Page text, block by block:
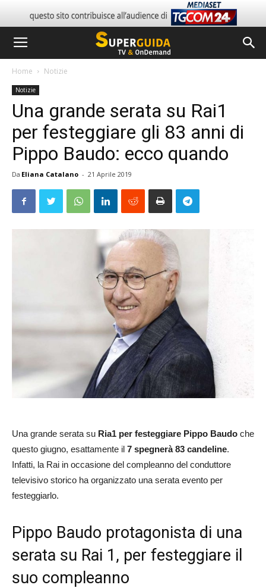
Home Notizie
Notizie
Una grande serata su Rai1
per festeggiare gli 83 anni di
Pippo Baudo: ecco quando
Da Eliana Catalano - 21 Aprile 2019
Una grande serata su Ria1 per festeggiare Pippo Baudo che
questo giugno, esattamente il 7 spegnerà 83 candeline.
Infatti, la Rai in occasione del compleanno del conduttore
televisivo storico ha organizzato una serata evento per
festeggiarlo.
Pippo Baudo protagonista di una
serata su Rai 1, per festeggiare il
suo compleanno